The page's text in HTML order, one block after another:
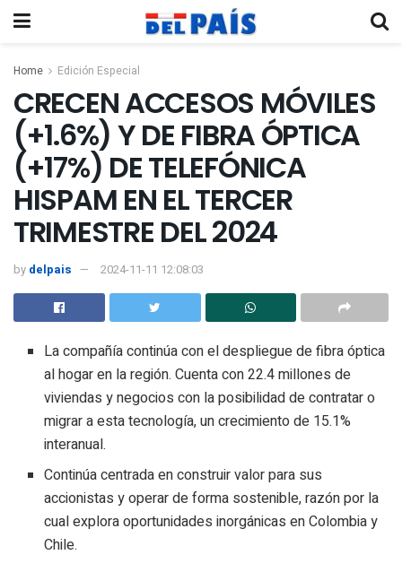
Home Edición Especial
CRECEN ACCESOS MÓVILES
(+1.6%) Y DE FIBRA ÓPTICA
(+17%) DE TELEFÓNICA
HISPAM EN EL TERCER
TRIMESTRE DEL 2024
by delpais 2024-11-11 12:08:03
La compañía continúa con el despliegue de fibra óptica
al hogar en la región. Cuenta con 22.4 millones de
viviendas y negocios con la posibilidad de contratar o
migrar a esta tecnología, un crecimiento de 15.1%
interanual.
Continúa centrada en construir valor para sus
accionistas y operar de forma sostenible, razón por la
cual explora oportunidades inorgánicas en Colombia y
Chile.